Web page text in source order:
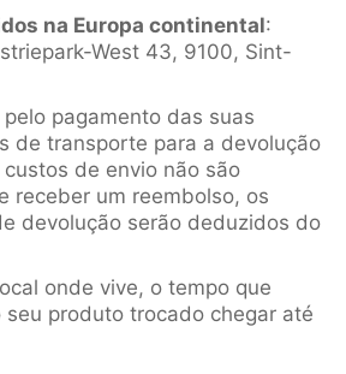
na Europa continental:
West 43, 9100, Sint-
pagamento das suas
de transporte para a devolução
de envio não são
receber um reembolso, os
devolução serão deduzidos do
onde vive, o tempo que
seu produto trocado chegar até